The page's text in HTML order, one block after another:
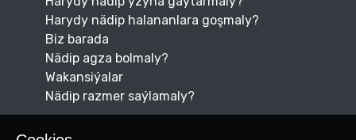
Harydy nädip halananlara goşmaly?
Biz barada
Nädip agza bolmaly?
Wakansiýalar
Nädip razmer saýlamaly?